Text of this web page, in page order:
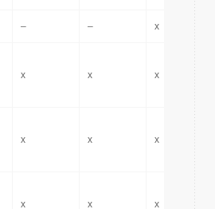
– – x
x x x
x x x
x x x